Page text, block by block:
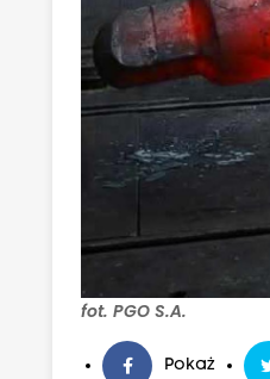
fot. PGO S.A.
Pokaż